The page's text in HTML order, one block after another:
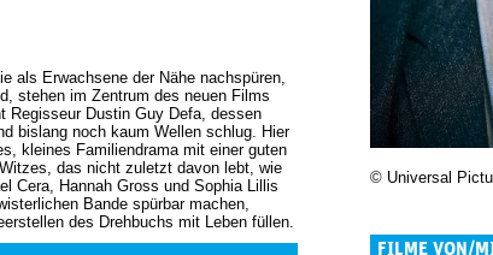
als Erwachsene der Nähe nachspüren,
stehen im Zentrum des neuen Films
Regisseur Dustin Guy Defa, dessen
bislang noch kaum Wellen schlug. Hier
kleines Familiendrama mit einer guten
das nicht zuletzt davon lebt, wie
Cera, Hannah Gross und Sophia Lillis
Bande spürbar machen,
des Drehbuchs mit Leben füllen.
© Universal
FILME VON/